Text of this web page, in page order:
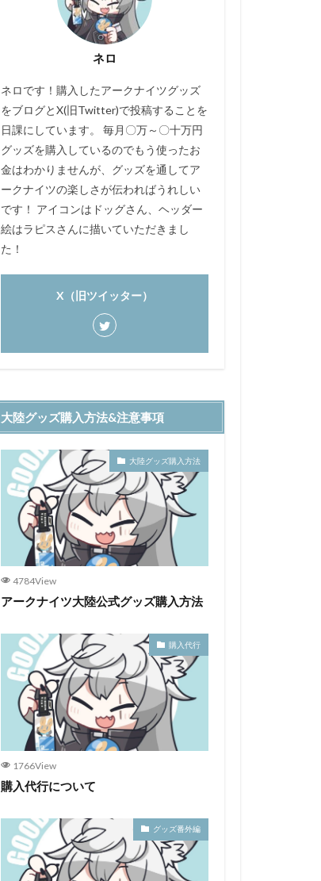
ネロ
ネロです！購入したアークナイツグッズ
をブログとX(旧Twitter)で投稿することを
日課にしています。 毎月〇万～〇十万円
グッズを購入しているのでもう使ったお
金はわかりませんが、グッズを通してア
ークナイツの楽しさが伝わればうれしい
です！ アイコンはドッグさん、ヘッダー
絵はラピスさんに描いていただきまし
た！
X（旧ツイッター）
大陸グッズ購入方法&注意事項
大陸グッズ購入方法
4784View
アークナイツ大陸公式グッズ購入方法
購入代行
1766View
購入代行について
グッズ番外編